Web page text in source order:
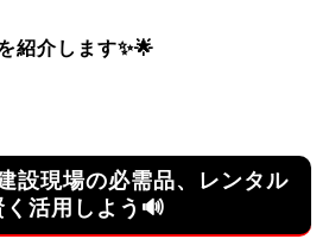
紹介します✨🌟
設現場の必需品、レンタル
く活用しよう🔊